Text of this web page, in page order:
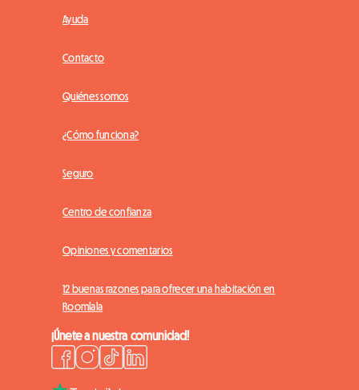
Ayuda
Contacto
Quiénes somos
¿Cómo funciona?
Seguro
Centro de confianza
Opiniones y comentarios
12 buenas razones para ofrecer una habitación en
Roomlala
¡Únete a nuestra comunidad!